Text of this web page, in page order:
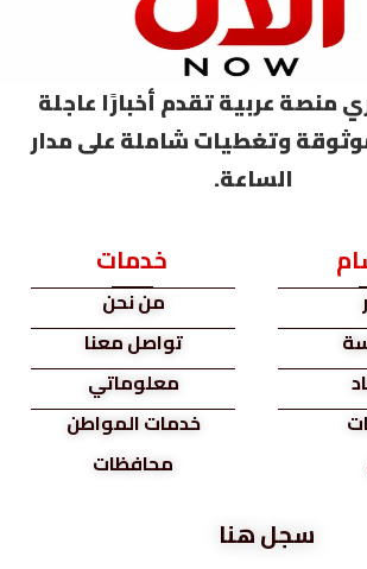
منصة عربية تقدم أخبارًا عاجلة
وتغطيات شاملة على مدار
الساعة.
خدمات
من نحن
تواصل معنا
معلوماتي
خدمات المواطن
محافظات
سجل هنا